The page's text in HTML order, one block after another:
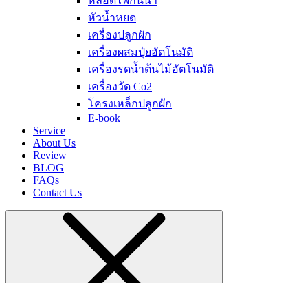
หัวน้ำหยด
เครื่องปลูกผัก
เครื่องผสมปุ๋ยอัตโนมัติ
เครื่องรดน้ำต้นไม้อัตโนมัติ
เครื่องวัด Co2
โครงเหล็กปลูกผัก
E-book
Service
About Us
Review
BLOG
FAQs
Contact Us